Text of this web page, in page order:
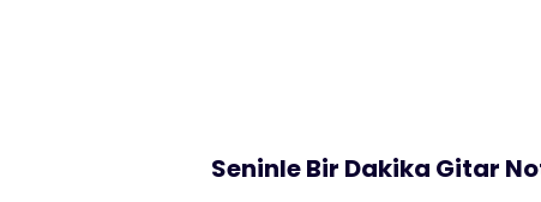
Seninle Bir Dakika Gitar